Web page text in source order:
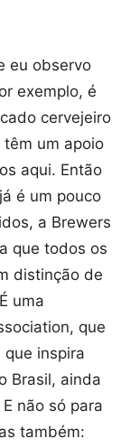
eu observo
exemplo, é
cervejeiro
um apoio
aqui. Então
é um pouco
a Brewers
que todos os
distinção de
uma
que
inspira
Brasil, ainda
não só para
também: